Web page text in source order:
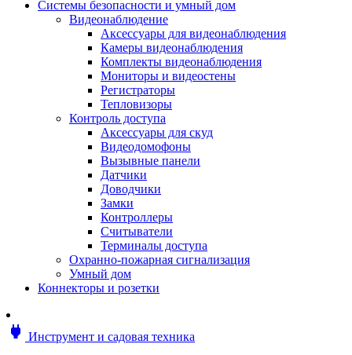
Миксеры строительные
Молотки отбойные
Паяльное оборудование
Садовая техника
Минимойки
Аксессуары для минимоек
Газонокосилки и триммеры
Газонокосилки
Культиваторы и мотоблоки
Аэраторы и скарификаторы
Мотоблоки
Генераторы
Снегоуборщики
Воздуходувки
Цепные и бензопилы
Оснастка к садовой технике
Садовые насосы
Поливочное оборудование
Садовые измельчители
Гидроаккумуляторы
Аксессуары для садовых инструментов
Системы безопасности и умный дом
Видеонаблюдение
Аксессуары для видеонаблюдения
Камеры видеонаблюдения
Комплекты видеонаблюдения
Мониторы и видеостены
Регистраторы
Тепловизоры
Контроль доступа
Аксессуары для скуд
Видеодомофоны
Вызывные панели
Датчики
Доводчики
Замки
Контроллеры
Считыватели
Терминалы доступа
Охранно-пожарная сигнализация
Умный дом
Коннекторы и розетки
power Инструмент и садовая техника